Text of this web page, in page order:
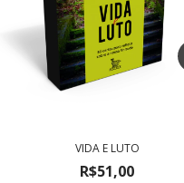
VIDA E LUTO
R$51,00